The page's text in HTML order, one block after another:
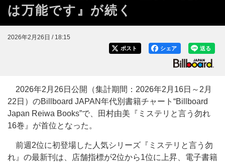
は万能です』が続く
2026年2月26日 / 18:15
送る
シェア
ポスト
2026年2月26日公開（集計期間：2026年2月16日～2月
22日）のBillboard JAPAN年代別書籍チャート“Billboard
Japan Reiwa Books”で、田村由美『ミステリと言う勿れ
16巻』が首位となった。
前週2位に初登場した人気シリーズ『ミステリと言う勿
れ』の最新刊は、店舗指標が2位から1位に上昇、電子書籍